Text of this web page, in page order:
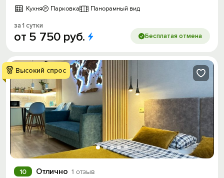
Кухня
Парковка Панорамный вид
за 1 сутки
от 5 750 руб. Бесплатая отмена
Высокий спрос
Отлично 1 отзыв
10